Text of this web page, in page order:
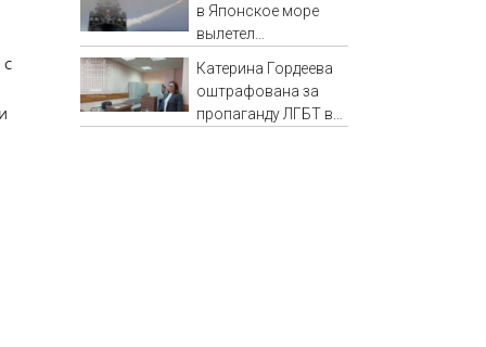
в Японское море
вылетел
снаряд
Катерина Гордеева
оштрафована за
пропаганду ЛГБТ в